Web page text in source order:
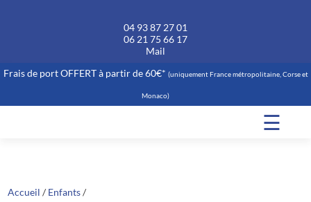
04 93 87 27 01
06 21 75 66 17
Mail
Frais de port OFFERT à partir de 60€* (uniquement France métropolitaine, Corse et
Monaco)
☰
Accueil / Enfants/